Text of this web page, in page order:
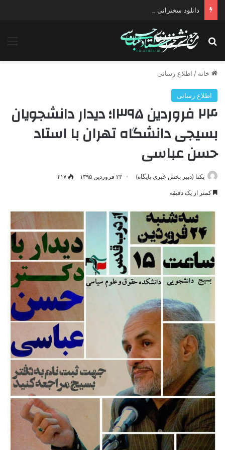
دانلود سخنرانی استاد حسن عباسی با موضوع چهار انتخاب ۱۴۰۰
جستجو برای
خانه / اطلاع رسانی
اطلاع رسانی
۲۴ فروردین ۱۳۹۵؛ دیدار دانشجویان
بسیجی دانشگاه تهران با استاد
حسن عباسی
یکتا (دبیر بخش خبری پایگاه) ۲۳ فروردین ۱۳۹۵ ۴۱۷
کمتر از یک دقیقه